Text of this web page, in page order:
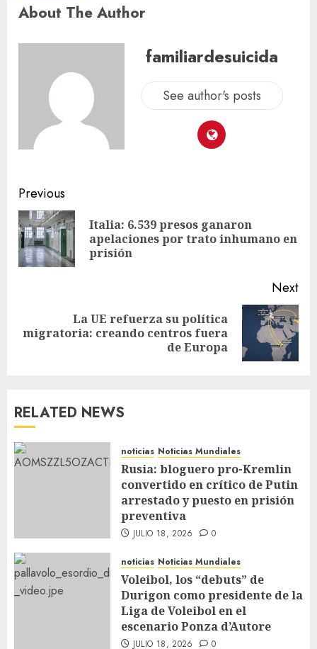
About The Author
familiardesuicida
See author's posts
Previous
Italia: 6.539 presos ganaron
apelaciones por trato inhumano en
prisión
Next
La UE refuerza su política
migratoria: creando centros fuera
de Europa
RELATED NEWS
noticias Noticias Mundiales
Rusia: bloguero pro-Kremlin
convertido en crítico de Putin
arrestado y puesto en prisión
preventiva
JULIO 18, 2026 0
noticias Noticias Mundiales
Voleibol, los “debuts” de
Durigon como presidente de la
Liga de Voleibol en el
escenario Ponza d’Autore
JULIO 18, 2026 0